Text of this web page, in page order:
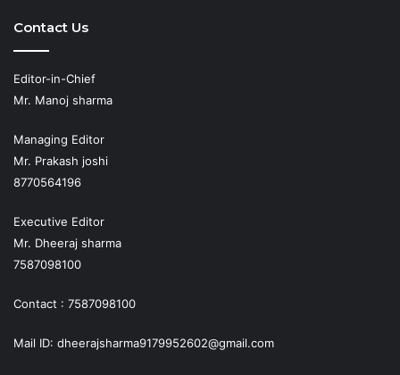
Contact Us
Editor-in-Chief
Mr. Manoj sharma
Managing Editor
Mr. Prakash joshi
8770564196
Executive Editor
Mr. Dheeraj sharma
7587098100
Contact : 7587098100
Mail ID: dheerajsharma9179952602@gmail.com